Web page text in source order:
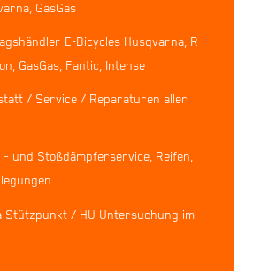
GasGas
E-Bicycles Husqvarna, R
GasGas, Fantic, Intense
/ Service / Reparaturen aller
– und Stoßdämpferservice, Reifen,
Stützpunkt / HU Untersuchung im